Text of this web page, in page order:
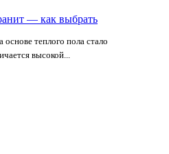
— как выбрать
теплого пола стало
высокой...